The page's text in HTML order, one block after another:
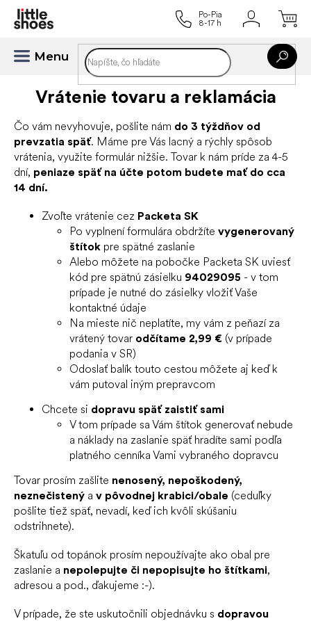
obsah
Vrátenie tovaru a reklamácia
Čo vám nevyhovuje, pošlite nám do 3 týždňov od
prevzatia späť. Máme pre Vás lacný a rýchly spôsob
vrátenia, využite formulár nižšie. Tovar k nám príde za 4-5
dní, peniaze späť na účte potom budete mať do cca
14 dní.
Zvoľte vrátenie cez Packeta SK
Po vyplnení formulára obdržíte vygenerovaný
štítok pre spätné zaslanie
Alebo môžete na pobočke Packeta SK uviesť
kód pre spätnú zásielku 94029095 - v tom
prípade je nutné do zásielky vložiť Vaše
kontaktné údaje
Na mieste nič neplatíte, my vám z peňazí za
vrátený tovar odčítame 2,99 € (v prípade
podania v SR)
Odoslať balík touto cestou môžete aj keď k
vám putoval iným prepravcom
Chcete si dopravu späť zaistiť sami
V tom prípade sa Vám štítok generovať nebude
a náklady na zaslanie späť hradíte sami podľa
platného cenníka Vami vybraného dopravcu
Tovar prosím zašlite nenosený, nepoškodený,
neznečistený a v pôvodnej krabici/obale (ceduľky
pošlite tiež späť, nevadí, keď ich kvôli skúšaniu
odstrihnete).
Škatuľu od topánok prosím nepoužívajte ako obal pre
zaslanie a nepolepujte či nepopisujte ho štítkami,
adresou a pod., ďakujeme :-).
V prípade, že ste uskutočnili objednávku s dopravou